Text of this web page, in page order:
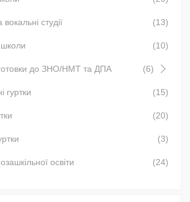
студії (13)
(10)
до ЗНО/НМТ та ДПА (6)
гуртки (15)
(20)
(3)
освіти (24)